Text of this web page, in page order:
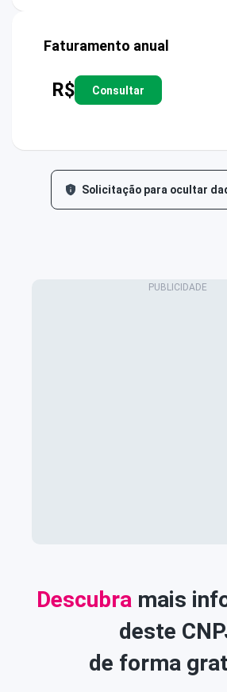
Faturamento anual
R$ Consultar
Solicitação para ocultar
Descubra mais
deste
de forma